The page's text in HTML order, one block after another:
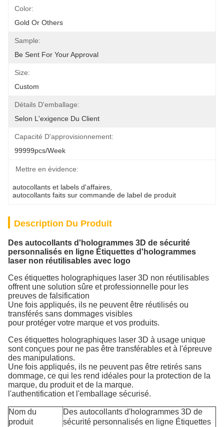
Color:
Gold Or Others
Sample:
Be Sent For Your Approval
Size:
Custom
Détails D'emballage:
Selon L'exigence Du Client
Capacité D'approvisionnement:
99999pcs/week
Mettre en évidence:
autocollants et labels d'affaires
autocollants faits sur commande de label de produit
Description Du Produit
Des autocollants d'hologrammes 3D de sécurité
personnalisés en ligne Étiquettes d'hologrammes
laser non réutilisables avec logo
Ces étiquettes holographiques laser 3D non réutilisables
offrent une solution sûre et professionnelle pour les
preuves de falsification
Une fois appliqués, ils ne peuvent être réutilisés ou
transférés sans dommages visibles
pour protéger votre marque et vos produits.
Ces étiquettes holographiques laser 3D à usage unique
sont conçues pour ne pas être transférables et à l'épreuve
des manipulations.
Une fois appliqués, ils ne peuvent pas être retirés sans
dommage, ce qui les rend idéales pour la protection de la
marque, du produit et de la marque.
l'authentification et l'emballage sécurisé.
Nom du
produit
Des autocollants d'hologrammes 3D de
sécurité personnalisés en ligne Étiquettes